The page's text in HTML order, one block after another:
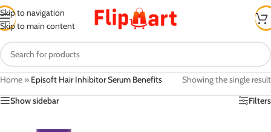
Skip to navigation
Skip to main content
Home » Episoft Hair Inhibitor Serum Benefits
Showing the single result
Show sidebar
Filters